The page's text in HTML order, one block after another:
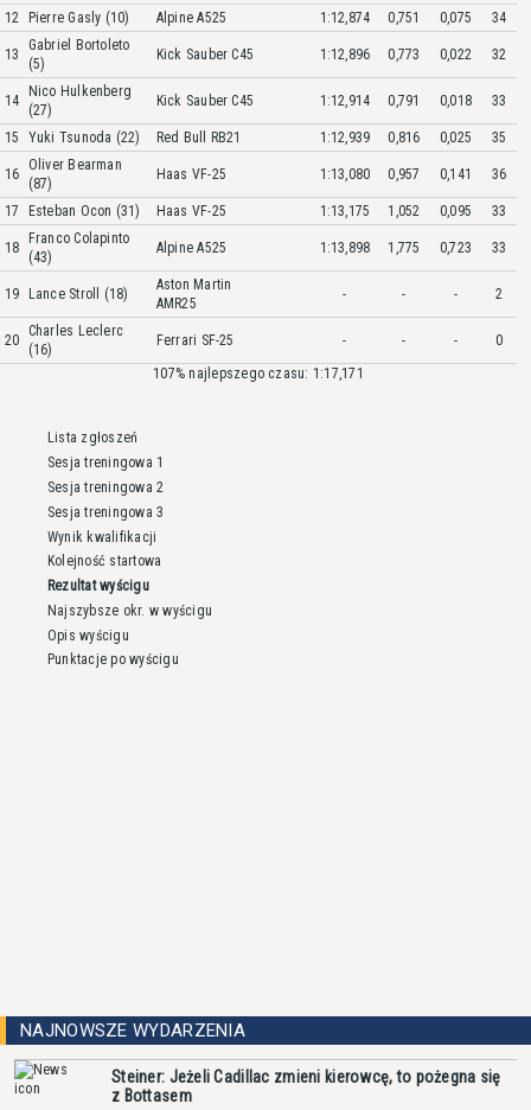
12 Pierre Gasly (10) Alpine A525 1:12,874 0,751 0,075 34
13
Gabriel Bortoleto
(5)
Kick Sauber C45 1:12,896 0,773 0,022 32
14
Nico Hulkenberg
(27)
Kick Sauber C45 1:12,914 0,791 0,018 33
15 Yuki Tsunoda (22) Red Bull RB21 1:12,939 0,816 0,025 35
16
Oliver Bearman
(87)
Haas VF-25 1:13,080 0,957 0,141 36
17 Esteban Ocon (31) Haas VF-25 1:13,175 1,052 0,095 33
18
Franco Colapinto
(43)
Alpine A525 1:13,898 1,775 0,723 33
19 Lance Stroll (18)
Aston Martin
AMR25
- - - 2
20
Charles Leclerc
(16)
Ferrari SF-25 - - -
0
107% najlepszego czasu: 1:17,171
Lista zgłoszeń
Sesja treningowa 1
Sesja treningowa 2
Sesja treningowa 3
Wynik kwalifikacji
Kolejność startowa
Rezultat wyścigu
Najszybsze okr. w wyścigu
Opis wyścigu
Punktacje po wyścigu
NAJNOWSZE WYDARZENIA
Steiner: Jeżeli Cadillac zmieni kierowcę, to pożegna się
z Bottasem